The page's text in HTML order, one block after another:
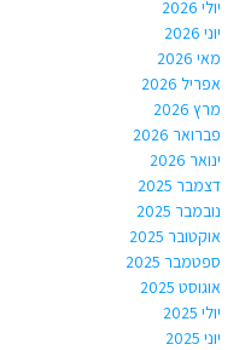
יולי 2026
יוני 2026
מאי 2026
אפריל 2026
מרץ 2026
פברואר 2026
ינואר 2026
דצמבר 2025
נובמבר 2025
אוקטובר 2025
ספטמבר 2025
אוגוסט 2025
יולי 2025
יוני 2025